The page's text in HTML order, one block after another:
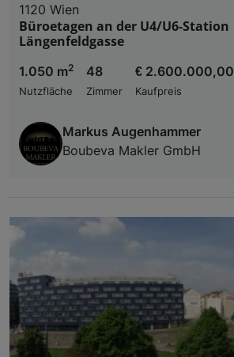
1120 Wien
Büroetagen an der U4/U6-Station
Längenfeldgasse
1.050 m2
Nutzfläche
48
Zimmer
€ 2.600.000,00
Kaufpreis
Markus Augenhammer
Boubeva Makler GmbH